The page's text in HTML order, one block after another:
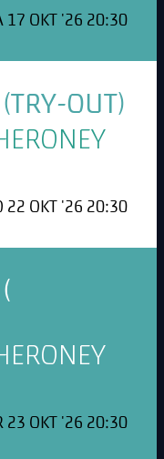
17 OKT '26 20:30
OUT)
22 OKT '26 20:30
23 OKT '26 20:30